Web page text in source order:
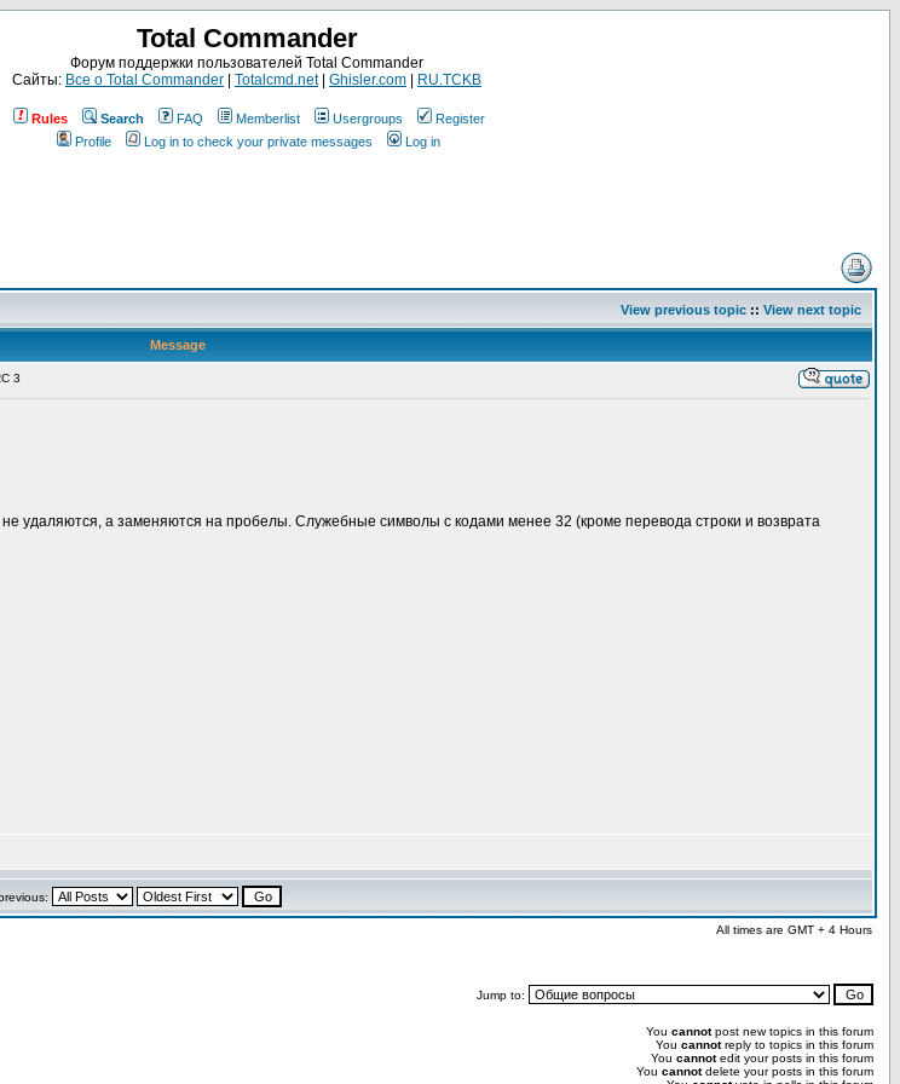
Total Commander
Форум поддержки пользователей Total Commander
Сайты: Все о Total Commander Totalcmd.net| Ghisler.com RU.TCKB
Rules Search FAQ Memberlist Usergroups
Register
Profile
Log in to check your private messages Log in
View previous topic :: View next topic
Message
3
удаляются, а заменяются на пробелы. Служебные символы с кодами менее 32 (кроме перевода строки и возврата
All times are GMT + 4 Hours
Jump to:
You cannotpost new topics in this forum
You cannotreply to topics in this forum
You cannotedit your posts in this forum
You cannotdelete your posts in this forum